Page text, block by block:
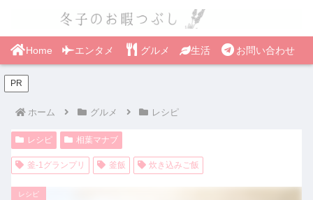
Home エンタメ グルメ 生活 お問い合わせ
PR
ホーム グルメ レシピ
レシピ 相葉マナブ
釜-1グランプリ 釜飯 炊き込みご飯
レシピ